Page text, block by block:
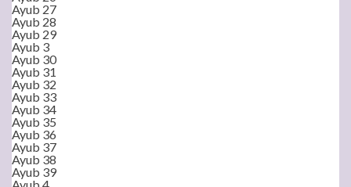
Ayub 27
Ayub 28
Ayub 29
Ayub 3
Ayub 30
Ayub 31
Ayub 32
Ayub 33
Ayub 34
Ayub 35
Ayub 36
Ayub 37
Ayub 38
Ayub 39